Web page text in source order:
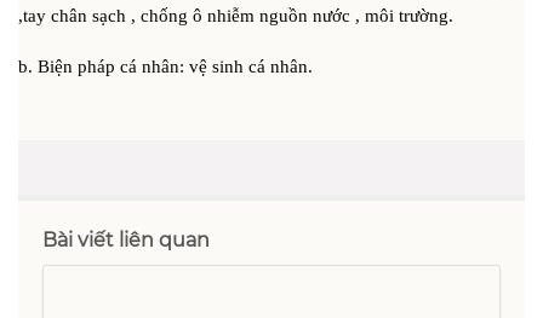
,tay chân sạch , chống ô nhiễm nguồn nước , môi trường.
b. Biện pháp cá nhân: vệ sinh cá nhân.
Bài viết liên quan